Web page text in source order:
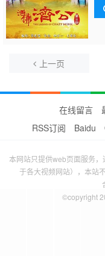
上一页
在线留言
RSS订阅
Baidu
本网站只提供web页面服务
于各大视频网站），本站
©copyright